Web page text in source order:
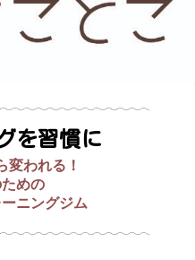
を習慣に
変われる！
めの
ニングジム